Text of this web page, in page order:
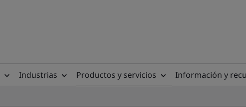
Industrias Productos y servicios Información y